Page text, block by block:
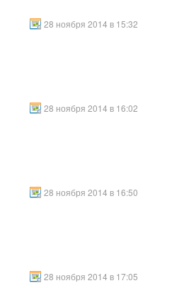
28 ноября 2014 в 15:32
28 ноября 2014 в 16:02
28 ноября 2014 в 16:50
28 ноября 2014 в 17:05